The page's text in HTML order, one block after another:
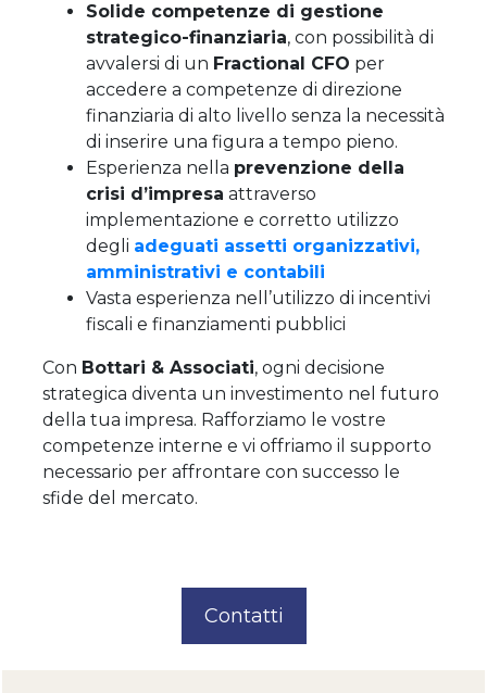
Solide competenze di gestione
strategico-finanziaria, con possibilità di
avvalersi di un Fractional CFO per
accedere a competenze di direzione
finanziaria di alto livello senza la necessità
di inserire una figura a tempo pieno.
Esperienza nella prevenzione della
crisi d’impresa attraverso
implementazione e corretto utilizzo
degli adeguati assetti organizzativi,
amministrativi e contabili
Vasta esperienza nell’utilizzo di incentivi
fiscali e finanziamenti pubblici
Con Bottari & Associati, ogni decisione
strategica diventa un investimento nel futuro
della tua impresa. Rafforziamo le vostre
competenze interne e vi offriamo il supporto
necessario per affrontare con successo le
sfide del mercato.
Contatti